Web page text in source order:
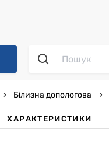
Білизна допологова
ХАРАКТЕРИСТИКИ